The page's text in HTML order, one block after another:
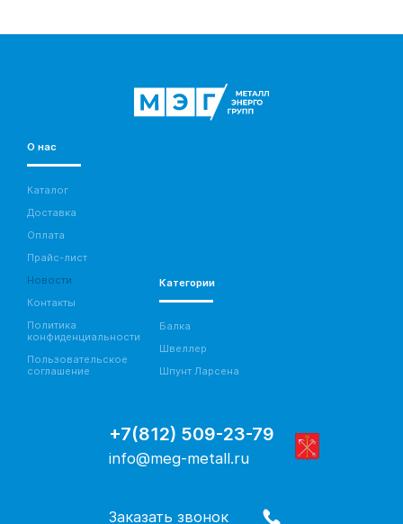
О нас
Каталог
Доставка
Оплата
Прайс-лист
Новости
Контакты
Политика
конфиденциальности
Пользовательское
соглашение
Категории
Балка
Швеллер
Шпунт Ларсена
+7(812) 509-23-79
info@meg-metall.ru
Заказать звонок